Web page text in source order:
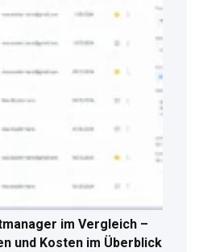
im Vergleich –
und Kosten im Überblick